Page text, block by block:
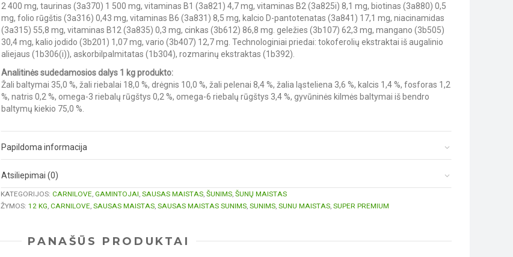
2 400 mg, taurinas (3a370) 1 500 mg, vitaminas B1 (3a821) 4,7 mg, vitaminas B2 (3a825i) 8,1 mg, biotinas (3a880) 0,5
mg, folio rūgštis (3a316) 0,43 mg, vitaminas B6 (3a831) 8,5 mg, kalcio D-pantotenatas (3a841) 17,1 mg, niacinamidas
(3a315) 55,8 mg, vitaminas B12 (3a835) 0,3 mg, cinkas (3b612) 86,8 mg. geležies (3b107) 62,3 mg, mangano (3b505)
30,4 mg, kalio jodido (3b201) 1,07 mg, vario (3b407) 12,7 mg. Technologiniai priedai: tokoferolių ekstraktai iš augalinio
aliejaus (1b306(i)), askorbilpalmitatas (1b304), rozmarinų ekstraktas (1b392).
Analitinės sudedamosios dalys 1 kg produkto:
Žali baltymai 35,0 %, žali riebalai 18,0 %, drėgnis 10,0 %, žali pelenai 8,4 %, žalia ląsteliena 3,6 %, kalcis 1,4 %, fosforas 1,2
%, natris 0,2 %, omega-3 riebalų rūgštys 0,2 %, omega-6 riebalų rūgštys 3,4 %, gyvūninės kilmės baltymai iš bendro
baltymų kiekio 75,0 %.
Papildoma informacija
Atsiliepimai (0)
KATEGORIJOS: CARNILOVE, GAMINTOJAI, SAUSAS MAISTAS, ŠUNIMS, ŠUNŲ MAISTAS
ŽYMOS: 12 KG, CARNILOVE, SAUSAS MAISTAS, SAUSAS MAISTAS SUNIMS, SUNIMS, SUNU MAISTAS, SUPER PREMIUM
PANAŠŪS PRODUKTAI